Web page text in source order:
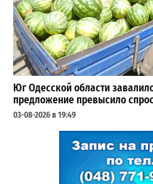
Юг Одесской области
предложение превысило
03-08-2026 в 19:49